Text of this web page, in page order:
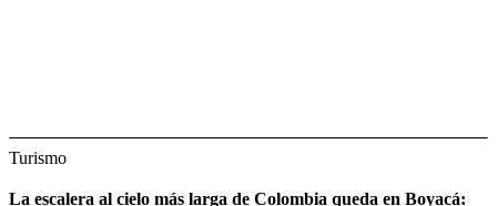
Turismo
La escalera al cielo más larga de Colombia queda en Boyacá: